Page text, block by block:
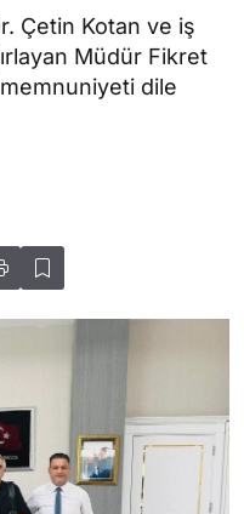
Çetin Kotan ve iş
Müdür Fikret
dile